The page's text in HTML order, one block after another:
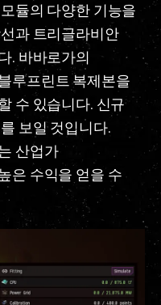
듈의 다양한 기능을
과 트리글라비안
. 바바로가의
루프린트 복제본을
수 있습니다. 신규
보일 것입니다.
산업가
은 수익을 얻을 수